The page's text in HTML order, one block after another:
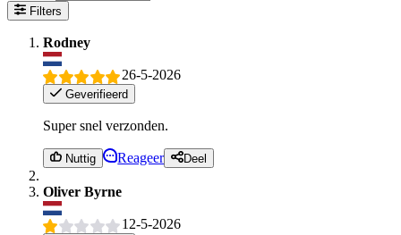
Filters
Rodney
26-5-2026
Geverifieerd
Super snel verzonden.
Nuttig Reageer Deel
Oliver Byrne
12-5-2026